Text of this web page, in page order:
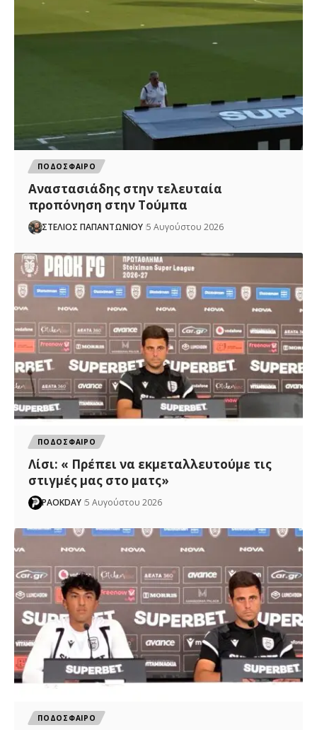
ΠΟΔΟΣΦΑΙΡΟ
Αναστασιάδης στην τελευταία
προπόνηση στην Τούμπα
ΣΤΕΛΙΟΣ ΠΑΠΑΝΤΩΝΙΟΥ 5 Αυγούστου 2026
ΠΟΔΟΣΦΑΙΡΟ
Λίσι: « Πρέπει να εκμεταλλευτούμε τις
στιγμές μας στο ματς»
PAOKDAY 5 Αυγούστου 2026
ΠΟΔΟΣΦΑΙΡΟ